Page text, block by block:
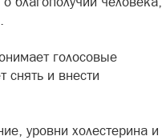
голосовые
снять и внести
уровни холестерина и